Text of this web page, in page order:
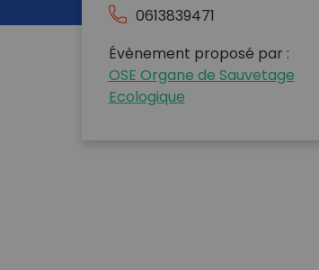
0613839471
Évènement proposé par :
OSE Organe de Sauvetage
Ecologique